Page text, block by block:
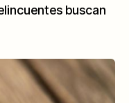
buscan